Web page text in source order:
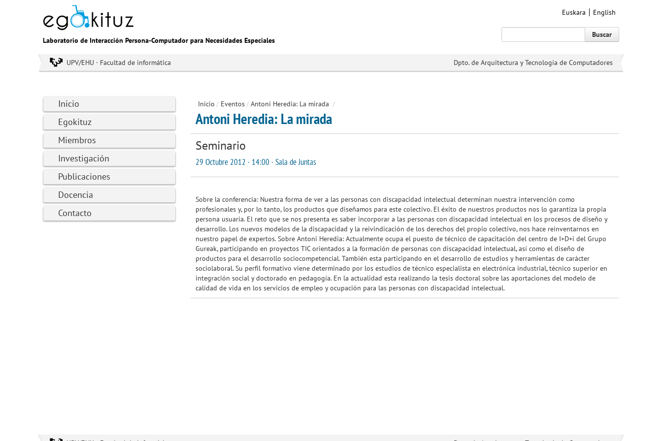
Laboratorio de Interacción Persona-Computador para Necesidades Especiales
Euskara English
Buscar
UPV/EHU · Facultad de informática Dpto. de Arquitectura y Tecnología de Computadores
Inicio
Egokituz
Miembros
Investigación
Publicaciones
Docencia
Contacto
Inicio / Eventos/ Antoni Heredia: La mirada /
Antoni Heredia: La mirada
Seminario
29 Octubre 2012 · 14:00 · Sala de Juntas
Sobre la conferencia: Nuestra forma de ver a las personas con discapacidad intelectual determinan nuestra intervención como
profesionales y, por lo tanto, los productos que diseñamos para este colectivo. El éxito de nuestros productos nos lo garantiza la propia
persona usuaria. El reto que se nos presenta es saber incorporar a las personas con discapacidad intelectual en los procesos de diseño y
desarrollo. Los nuevos modelos de la discapacidad y la reivindicación de los derechos del propio colectivo, nos hace reinventarnos en
nuestro papel de expertos. Sobre Antoni Heredia: Actualmente ocupa el puesto de técnico de capacitación del centro de I+D+i del Grupo
Gureak, participando en proyectos TIC orientados a la formación de personas con discapacidad intelectual, así como el diseño de
productos para el desarrollo sociocompetencial. También esta participando en el desarrollo de estudios y herramientas de carácter
sociolaboral. Su perfil formativo viene determinado por los estudios de técnico especialista en electrónica industrial, técnico superior en
integración social y doctorado en pedagogía. En la actualidad esta realizando la tesis doctoral sobre las aportaciones del modelo de
calidad de vida en los servicios de empleo y ocupación para las personas con discapacidad intelectual.